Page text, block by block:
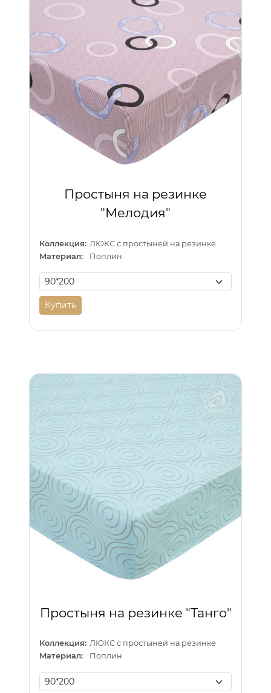
Простыня на резинке
"Мелодия"
Коллекция: ЛЮКС с простыней на резинке
Материал:
Поплин
Купить
Простыня на резинке "Танго"
Коллекция: ЛЮКС с простыней на резинке
Материал:
Поплин